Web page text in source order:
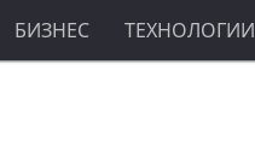
БИЗНЕС ТЕХНОЛОГИИ